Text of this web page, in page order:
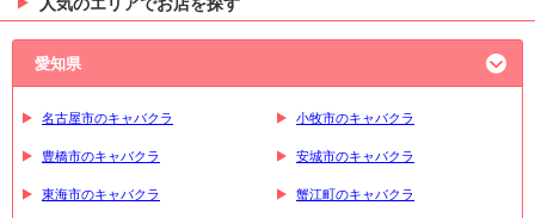
愛知県
名古屋市のキャバクラ 小牧市のキャバクラ
豊橋市のキャバクラ 安城市のキャバクラ
東海市のキャバクラ 蟹江町のキャバクラ